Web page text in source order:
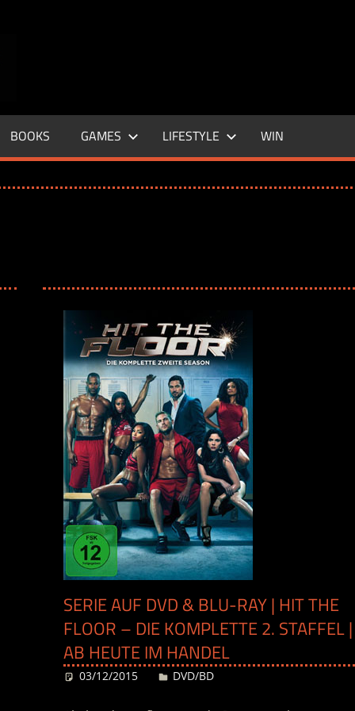
–
LIFE
MAGAZINE
BOOKS GAMES LIFESTYLE WIN
SERIE AUF DVD & BLU-RAY | HIT THE
FLOOR – DIE KOMPLETTE 2. STAFFEL |
AB HEUTE IM HANDEL
03/12/2015 Desiree
DVD/BD